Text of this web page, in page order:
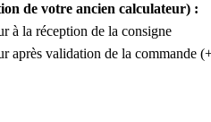
de votre ancien calculateur) :
à la réception de la consigne
après validation de la commande